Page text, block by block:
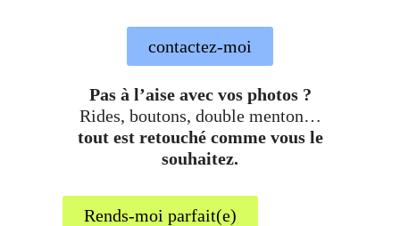
contactez-moi
Pas à l’aise avec vos photos ?
Rides, boutons, double menton…
tout est retouché comme vous le
souhaitez.
Rends-moi parfait(e)